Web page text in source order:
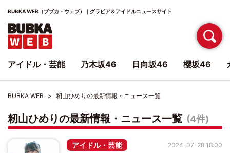
BUBKA WEB（ブブカ・ウェブ）｜グラビア＆アイドルニュースサイト
BUBKA WEB 籾山ひめりの最新情報・ニュース一覧
籾山ひめりの最新情報・ニュース一覧 (4件)
アイドル・芸能 2024-07-28 18:00
アイドル・芸能 乃木坂46 日向坂46 櫻坂46